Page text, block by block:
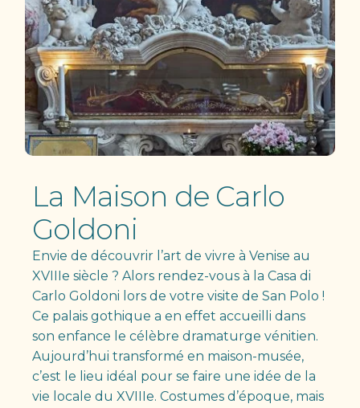
La Maison de Carlo
Goldoni
Envie de découvrir l’art de vivre à Venise au
XVIIIe siècle ? Alors rendez-vous à la Casa di
Carlo Goldoni lors de votre visite de San Polo !
Ce palais gothique a en effet accueilli dans
son enfance le célèbre dramaturge vénitien.
Aujourd’hui transformé en maison-musée,
c’est le lieu idéal pour se faire une idée de la
vie locale du XVIIIe. Costumes d’époque, mais